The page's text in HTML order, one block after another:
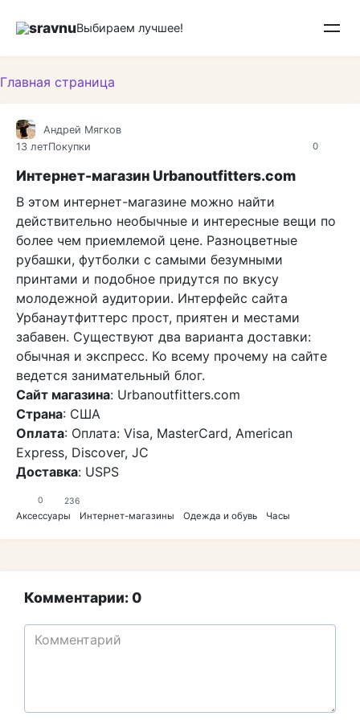
sravnuВыбираем лучшее!
Главная страница
0
Андрей Мягков
13 летПокупки
Интернет-магазин Urbanoutfitters.com
В этом интернет-магазине можно найти
действительно необычные и интересные вещи по
более чем приемлемой цене. Разноцветные
рубашки, футболки с самыми безумными
принтами и подобное придутся по вкусу
молодежной аудитории. Интерфейс сайта
Урбанаутфиттерс прост, приятен и местами
забавен. Существуют два варианта доставки:
обычная и экспресс. Ко всему прочему на сайте
ведется занимательный блог.
Сайт магазина: Urbanoutfitters.com
Страна: США
Оплата: Оплата: Visa, MasterCard, American
Express, Discover, JC
Доставка: USPS
0 236
Аксессуары Интернет-магазины Одежда и обувь Часы
Комментарии: 0